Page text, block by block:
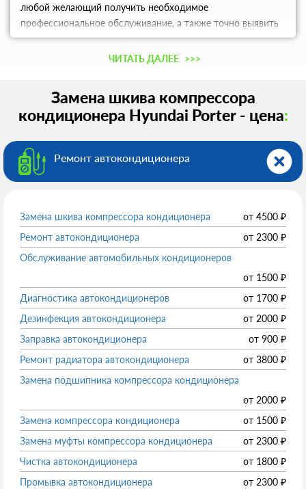
любой желающий получить необходимое
профессиональное обслуживание, а также точно выявить
проблемы в автомобиле, и получить ценные советы, чтобы
подобных проблем избежать в будущем.
ЧИТАТЬ ДАЛЕЕ >>>
Замена шкива компрессора
кондиционера Hyundai Porter - цена:
Ремонт автокондиционера
Замена шкива компрессора кондиционера от 4500 ₽
Ремонт автокондиционера
от 2300 ₽
Обслуживание автомобильных кондиционеров
от 1500 ₽
Диагностика автокондиционеров
от 1700 ₽
Дезинфекция автокондиционера
от 2000 ₽
Заправка автокондиционера
от 900 ₽
Ремонт радиатора автокондиционера
от 3800 ₽
Замена подшипника компрессора кондиционера
от 2000 ₽
Замена компрессора кондиционера
от 1500 ₽
Замена муфты компрессора кондиционера
от 2300 ₽
Чистка автокондиционера
от 1800 ₽
Промывка автокондиционера
от 2300 ₽